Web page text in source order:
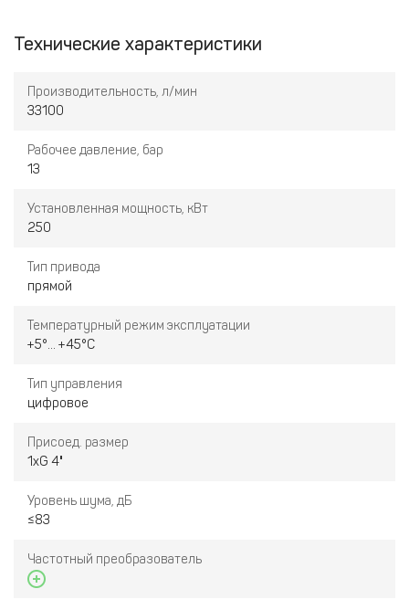
Технические характеристики
Производительность, л/мин
33100
Рабочее давление, бар
13
Установленная мощность, кВт
250
Тип привода
прямой
Температурный режим эксплуатации
+5°... +45°С
Тип управления
цифровое
Присоед. размер
1хG 4"
Уровень шума, дБ
≤83
Частотный преобразователь